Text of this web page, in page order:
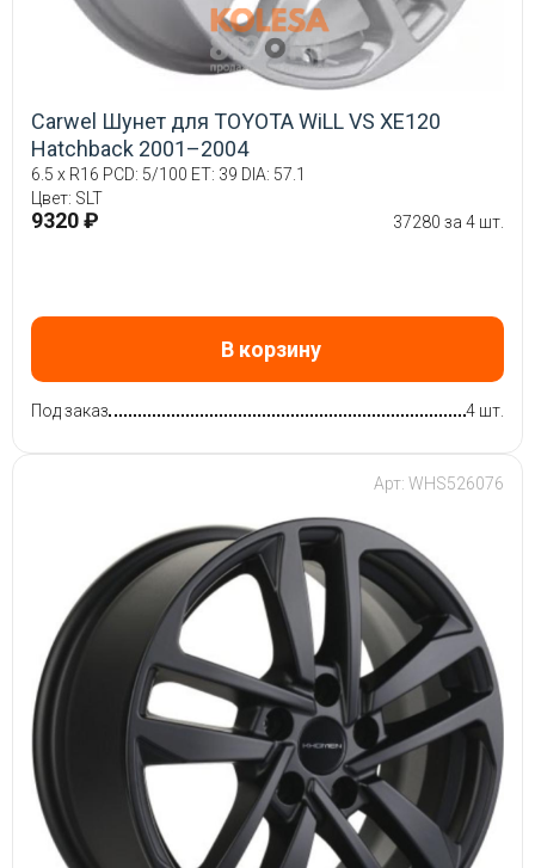
Carwel Шунет для TOYOTA WiLL VS XE120
Hatchback 2001–2004
6.5 x R16 PCD: 5/100 ET: 39 DIA: 57.1
Цвет: SLT
9320 ₽ 37280 за 4 шт.
В корзину
Под заказ 4 шт.
Арт: WHS526076